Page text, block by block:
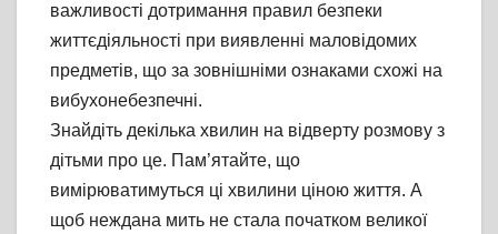
важливості дотримання правил безпеки
життєдіяльності при виявленні маловідомих
предметів, що за зовнішніми ознаками схожі на
вибухонебезпечні.
Знайдіть декілька хвилин на відверту розмову з
дітьми про це. Пам’ятайте, що
вимірюватимуться ці хвилини ціною життя. А
щоб неждана мить не стала початком великої